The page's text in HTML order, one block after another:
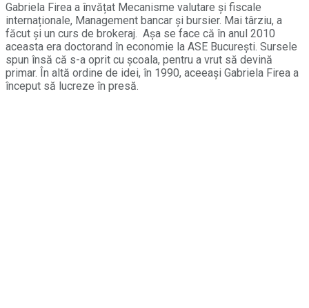
Gabriela Firea a învățat Mecanisme valutare și fiscale
internaționale, Management bancar și bursier. Mai târziu, a
făcut și un curs de brokeraj. Așa se face că în anul 2010
aceasta era doctorand în economie la ASE București. Sursele
spun însă că s-a oprit cu școala, pentru a vrut să devină
primar. În altă ordine de idei, în 1990, aceeași Gabriela Firea a
început să lucreze în presă.